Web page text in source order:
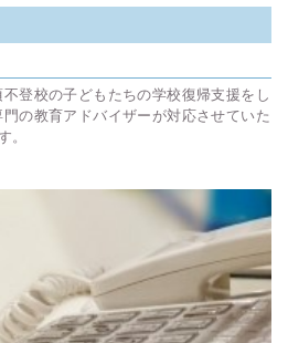
登校の子どもたちの学校復帰支援をし
の教育アドバイザーが対応させていた
。